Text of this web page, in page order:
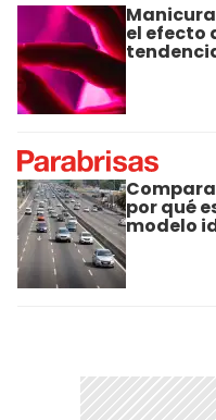
el efecto
por qué
modelo